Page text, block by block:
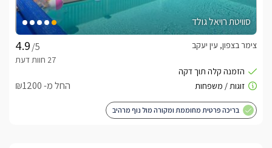
סוויטת רויאל גולד
/5
צימר בצפון, עין יעקב
החל מ- ₪1200
בריכה פרטית מחוממת ומקורה מול נוף מרהיב